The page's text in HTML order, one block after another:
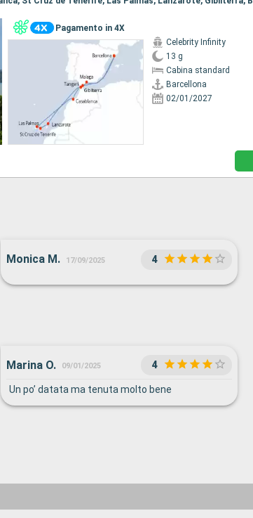
Pagamento in 4X
Celebrity Infinity
13 g
Cabina standard
Barcellona
02/01/2027
Monica M. 17/09/2025 4
Marina O. 09/01/2025 4
Un po’ datata ma tenuta molto bene